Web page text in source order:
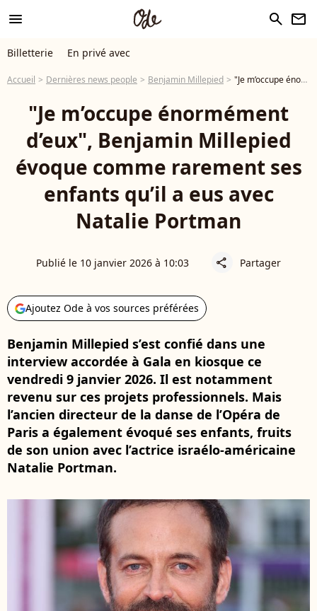
menu search newsletter
Billetterie En privé avec
Accueil Dernières news people Benjamin Millepied "Je m’occupe énormément d’eux", Benjamin Millepied évoque comme rarement ses enfants qu’il a eus avec Natalie Portman
"Je m’occupe énormément
d’eux", Benjamin Millepied
évoque comme rarement ses
enfants qu’il a eus avec
Natalie Portman
Publié le 10 janvier 2026 à 10:03 share Partager
Ajoutez Ode à vos sources préférées
Benjamin Millepied s’est confié dans une
interview accordée à Gala en kiosque ce
vendredi 9 janvier 2026. Il est notamment
revenu sur ces projets professionnels. Mais
l’ancien directeur de la danse de l’Opéra de
Paris a également évoqué ses enfants, fruits
de son union avec l’actrice israélo-américaine
Natalie Portman.